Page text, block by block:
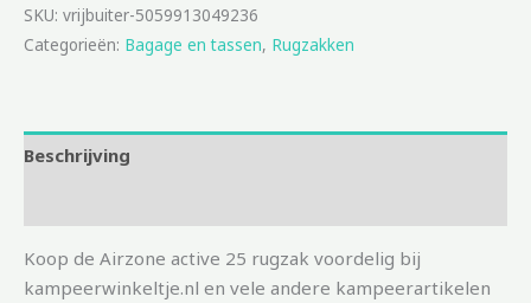
SKU: vrijbuiter-5059913049236
Categorieën: Bagage en tassen, Rugzakken
Beschrijving
Koop de Airzone active 25 rugzak voordelig bij
kampeerwinkeltje.nl en vele andere kampeerartikelen